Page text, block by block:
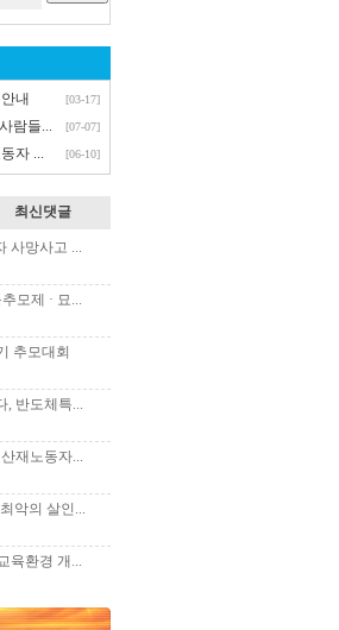
내 [03-17]
람들... [07-07]
자 ... [06-10]
최신댓글
사망사고 ...
모제 · 묘...
추모대회
, 반도체특...
재노동자...
악의 살인...
육환경 개...